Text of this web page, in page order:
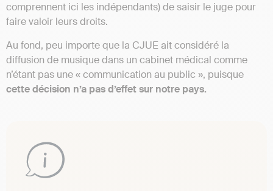
comprennent ici les indépendants) de saisir le juge pour
faire valoir leurs droits.
Au fond, peu importe que la CJUE ait considéré la
diffusion de musique dans un cabinet médical comme
n’étant pas une « communication au public », puisque
cette décision n’a pas d’effet sur notre pays.